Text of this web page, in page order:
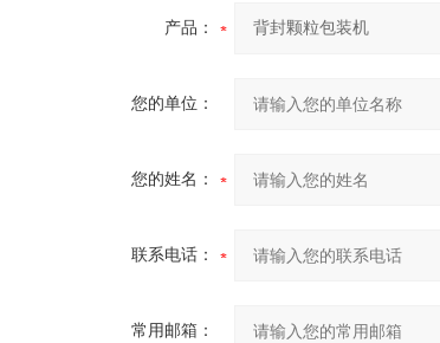
产品：
您的单位：
您的姓名：
联系电话：
常用邮箱：